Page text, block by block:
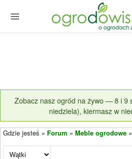
Zobacz nasz ogród na żywo — 8 i 9
niedziela), kiermasz w
Gdzie jesteś » Forum » Meble ogrodowe »